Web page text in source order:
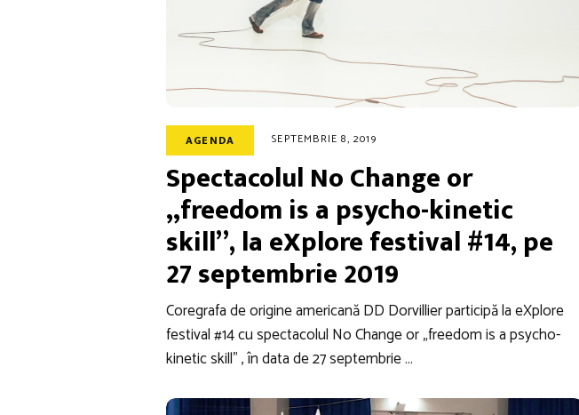
AGENDA SEPTEMBRIE 8, 2019
Spectacolul No Change or
„freedom is a psycho-kinetic
skill”, la eXplore festival #14, pe
27 septembrie 2019
Coregrafa de origine americană DD Dorvillier participă la eXplore
festival #14 cu spectacolul No Change or „freedom is a psycho-
kinetic skill” , în data de 27 septembrie …